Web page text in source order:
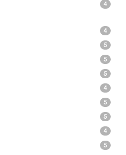
4
4
5
5
5
4
5
5
4
5